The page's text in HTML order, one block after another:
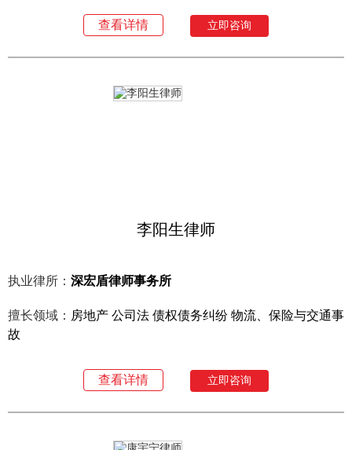
查看详情 立即咨询
李阳生律师
执业律所： 深宏盾律师事务所
擅长领域： 房地产 公司法 债权债务纠纷 物流、保险与交通事
故
查看详情 立即咨询